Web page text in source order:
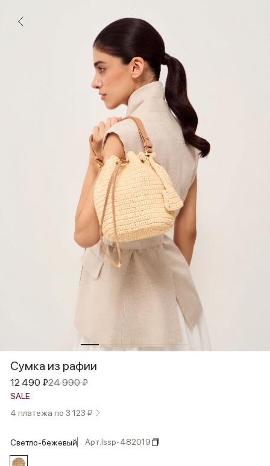
Сумка из рафии
12 490 ₽24 990 ₽
SALE
4 платежа по 3 123 ₽
светло-бежевый Арт.lssp-482019